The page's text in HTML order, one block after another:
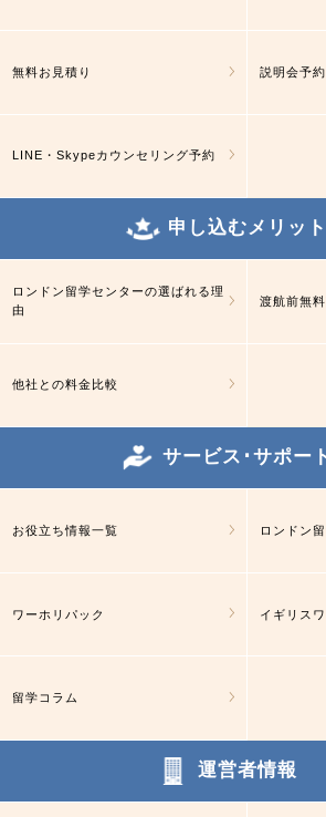
無料お見積り 説明会予約
LINE・Skypeカウンセリング予約
申し込むメリット
ロンドン留学センターの選ばれる理
由
渡航前無
他社との料金比較
サービス･サポー
お役立ち情報一覧 ロンドン
ワーホリパック イギリス
留学コラム
運営者情報